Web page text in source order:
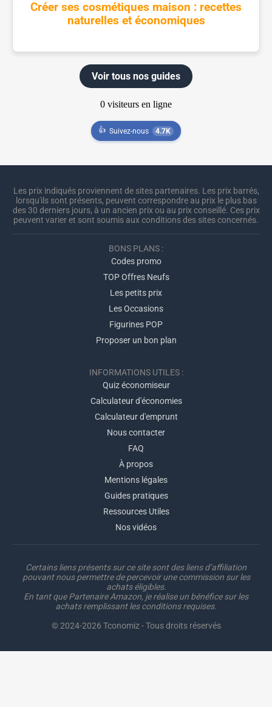
Créer ses cosmétiques maison : recettes
naturelles et économiques
Voir tous nos guides
👍 Suivez-nous 4.7K
Les prix indiqués proviennent de sites partenaires. Les prix barrés,
lorsqu'ils sont présents, peuvent correspondre au prix le plus bas
des 30 derniers jours, à un ancien prix ou au prix conseillé. Ces prix
peuvent varier et sont soumis aux conditions des sites concernés.
BONS PLANS :
Codes promo
TOP Offres Neufs
Les petits prix
Les Occasions
Figurines POP
Proposer un bon plan
INFORMATIONS UTILES :
Quiz économiseur
Calculateur d'économies
Calculateur d'emprunt
Nous contacter
FAQ
À propos
Mentions légales
Guides pratiques
Ressources Utiles
Nos vidéos
Certains liens présents sur ce site sont des liens d’affiliation
pouvant nous permettre de percevoir une commission sur les
achats éligibles.
En tant que Partenaire Amazon, je réalise un bénéfice sur les
achats remplissant les conditions requises.
© 2024-2026 Tconomiz - Tous droits réservés